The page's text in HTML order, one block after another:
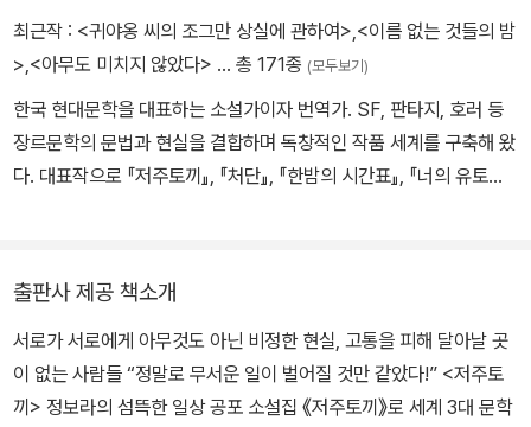
최근작 : <귀야옹 씨의 조그만 상실에 관하여>,<이름 없는 것들의 밤
>,<아무도 미치지 않았다> … 총 171종 (모두보기)
한국 현대문학을 대표하는 소설가이자 번역가. SF, 판타지, 호러 등
장르문학의 문법과 현실을 결합하며 독창적인 작품 세계를 구축해 왔
다. 대표작으로 『저주토끼』, 『처단』, 『한밤의 시간표』, 『너의 유토피
K. 딕상 후보로 선정되었다. 『한밤의 시간표』와 『붉은 칼』은 2026년
로커스상 번역소설 부문 최종 후보에 올랐다. 기이한 상상력과 날카
로운 문제의식을 바탕으로 인간의 존엄성과 사회적 불평등, 사랑과
연대의 가능성을 꾸준히 탐구해 온 작가다.
출판사 제공 책소개
서로가 서로에게 아무것도 아닌 비정한 현실, 고통을 피해 달아날 곳
이 없는 사람들 “정말로 무서운 일이 벌어질 것만 같았다!” <저주토
끼> 정보라의 섬뜩한 일상 공포 소설집 《저주토끼》로 세계 3대 문학